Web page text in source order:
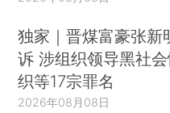
3、ESG主题固收ETF
根据Wind可统计基金数据显
场399只债券ETF中仅有5只
独家｜晋煤富豪张新
诉 涉组织领导黑社
织等17宗罪名
2026年08月08日